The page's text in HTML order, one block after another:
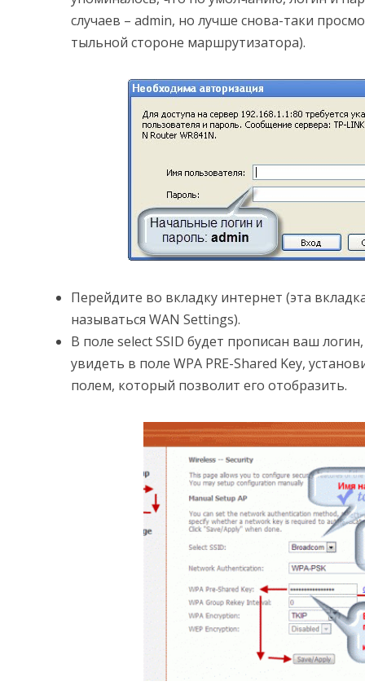
случаев – admin, но лучше снова-таки
тыльной стороне маршрутизатора).
Перейдите во вкладку интернет (эта
называться WAN Settings).
В поле select SSID будет прописан ваш
увидеть в поле WPA PRE-Shared Key,
полем, который позволит его отобразить.